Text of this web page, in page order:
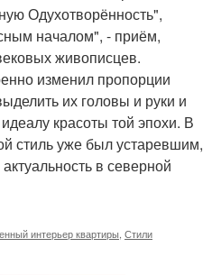
Одухотворённость",
началом", - приём,
живописцев.
изменил пропорции
их головы и руки и
красоты той эпохи. В
стиль уже был устаревшим,
в северной
интерьер квартиры Стили